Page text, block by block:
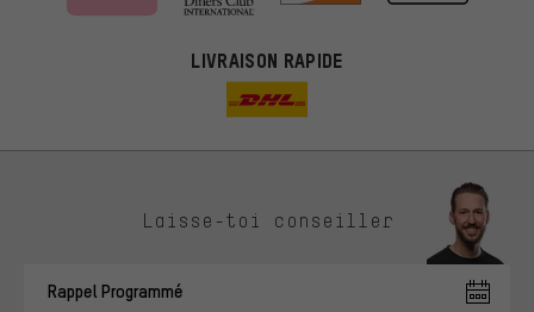
LIVRAISON RAPIDE
Laisse-toi conseiller
Rappel Programmé
Des offres plus adaptées
Au lieu de pubs au hasard, nous afficherons des offres plus
intérêts et à te présenter des offres et des conseils sur mesure.